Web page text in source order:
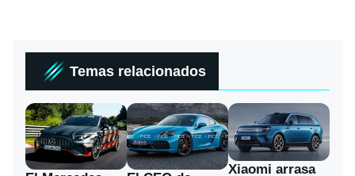
Temas relacionados
Xiaomi arrasa